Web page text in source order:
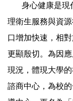
身心健康是現
理衛生服務與資
口增加快速，相
更顯殷切。為因
現況，體現大學
諮商中心，為校